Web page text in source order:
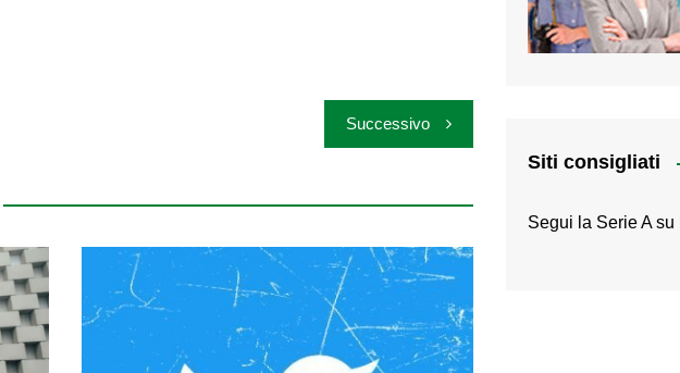
Successivo
Siti consigliati
Segui la Serie A su